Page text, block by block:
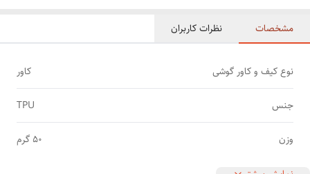
مشخصات نظرات کاربران
نوع کیف و کاور گوشی کاور
جنس TPU
وزن 50 گرم